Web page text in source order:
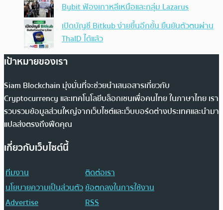
Bybit ฟ้องเกาหลีเหนือและกลุ่ม Lazarus
เปิดบัญชี Bitkub ง่ายขึ้นอีกขั้น ยืนยันตัวตนผ่าน
ThaID ได้แล้ว
เป้าหมายของเรา
Siam Blockchain มุ่งมั่นที่จะช่วยนำเสนอสารเกี่ยวกับ
Cryptocurrency และเทคโนโลยีบล็อกเชนเพื่อคนไทย ในภาษาไทย เรา
รวบรวมข้อมูลส่วนใหญ่จากเว็บไซต์และเว็บบอร์ดต่างประเทศและนำมา
แปลส่งตรงถึงฟีดคุณ
เกี่ยวกับเว็บไซต์นี้
ทีมงาน
ติดต่อเรา
นโยบายความเป็นส่วนตัวข้อตกลงในการใช้งาน
Advertise
RSS